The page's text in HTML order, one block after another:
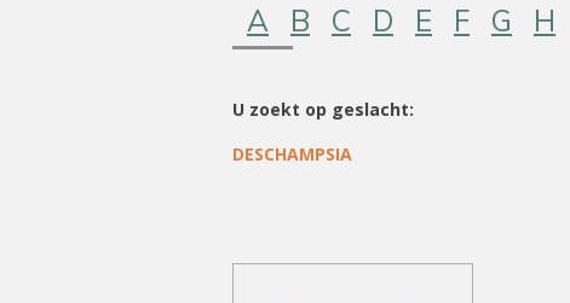
A B C D E F G H
U zoekt op geslacht:
DESCHAMPSIA